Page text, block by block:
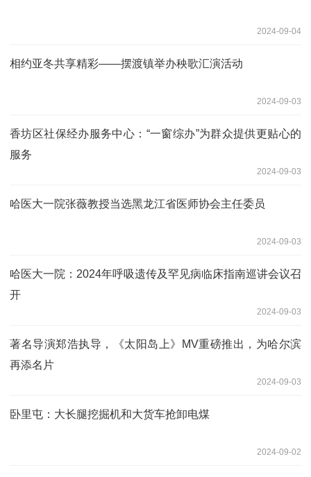
2024-09-04
相约亚冬共享精彩——摆渡镇举办秧歌汇演活动
2024-09-03
香坊区社保经办服务中心：“一窗综办”为群众提供更贴心的
服务
2024-09-03
哈医大一院张薇教授当选黑龙江省医师协会主任委员
2024-09-03
哈医大一院：2024年呼吸遗传及罕见病临床指南巡讲会议召
开
2024-09-03
著名导演郑浩执导，《太阳岛上》MV重磅推出，为哈尔滨
再添名片
2024-09-03
卧里屯：大长腿挖掘机和大货车抢卸电煤
2024-09-02